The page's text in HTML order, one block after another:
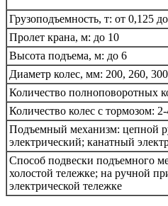
Грузоподъемность, т: от 0,125
Пролет крана, м: до 10
Высота подъема, м: до 6
Диаметр колес, мм: 200, 260, 300
Количество полноповоротных
Количество колес с тормозом:
Подъемный механизм: цепной
электрический; канатный
Способ подвески подъемного
холостой тележке; на ручной
электрической тележке